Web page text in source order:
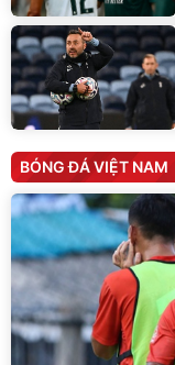
BÓNG ĐÁ VIỆT NAM